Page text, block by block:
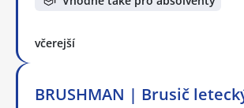
včerejší
BRUSHMAN | Brusič